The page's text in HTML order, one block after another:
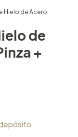
Hielo de Acero
de
+